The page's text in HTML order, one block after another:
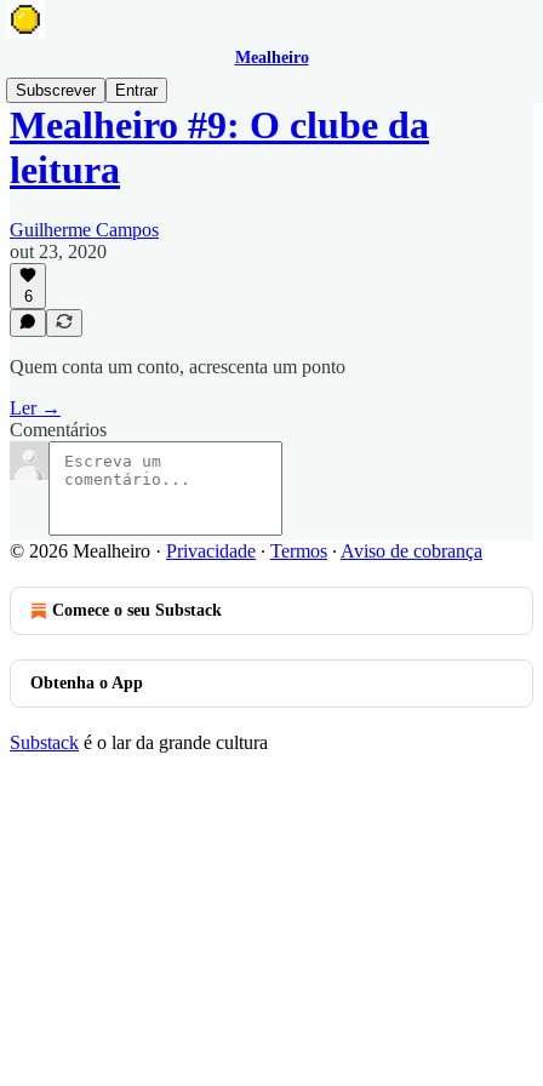
Mealheiro
Subscrever
Entrar
Mealheiro #9: O clube da
leitura
Guilherme Campos
out 23, 2020
6
Quem conta um conto, acrescenta um ponto
Ler →
Comentários
© 2026 Mealheiro · Privacidade ∙ Termos ∙ Aviso de cobrança
Comece o seu Substack
Obtenha o App
Substack é o lar da grande cultura